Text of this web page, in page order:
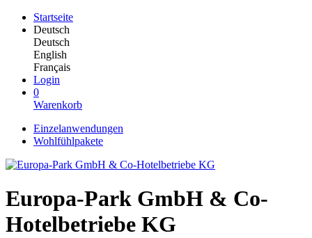
Startseite
Deutsch
Deutsch
English
Français
Login
0
Warenkorb
Einzelanwendungen
Wohlfühlpakete
Europa-Park GmbH & Co-
Hotelbetriebe KG